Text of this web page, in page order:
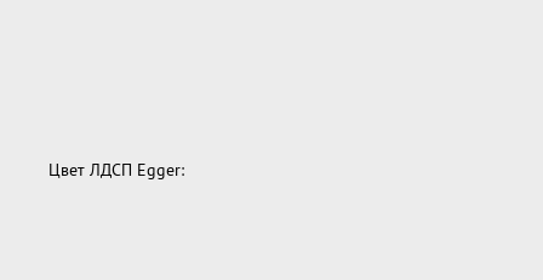
Цвет ЛДСП Egger: